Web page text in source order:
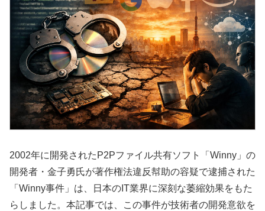
2002年に開発されたP2Pファイル共有ソフト「Winny」の
開発者・金子勇氏が著作権法違反幇助の容疑で逮捕された
「Winny事件」は、日本のIT業界に深刻な萎縮効果をもた
らしました。本記事では、この事件が技術者の開発意欲を